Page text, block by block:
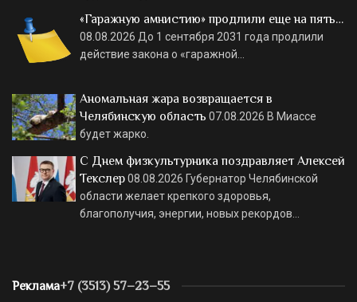
«Гаражную амнистию» продлили еще на пять…
08.08.2026 До 1 сентября 2031 года продлили
действие закона о «гаражной…
Аномальная жара возвращается в
Челябинскую область 07.08.2026 В Миассе
будет жарко.
С Днем физкультурника поздравляет Алексей
Текслер08.08.2026 Губернатор Челябинской
области желает крепкого здоровья,
благополучия, энергии, новых рекордов…
Реклама+7 (3513) 57–23–55